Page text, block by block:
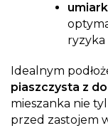
ryzyka
Idealnym
piaszczysta z
mieszanka nie
przed zastojem